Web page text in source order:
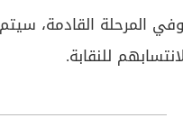
وفي المرحلة القادمة،
لانتسابهم للنقابة.